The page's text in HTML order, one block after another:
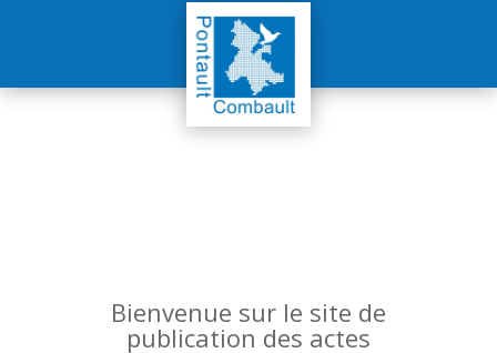
Bienvenue sur le site de
publication des actes